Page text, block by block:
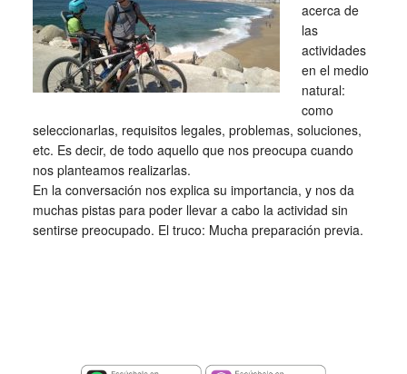
acerca de
las
actividades
en el medio
natural:
como
seleccionarlas, requisitos legales, problemas, soluciones,
etc. Es decir, de todo aquello que nos preocupa cuando
nos planteamos realizarlas.
En la conversación nos explica su importancia, y nos da
muchas pistas para poder llevar a cabo la actividad sin
sentirse preocupado. El truco: Mucha preparación previa.